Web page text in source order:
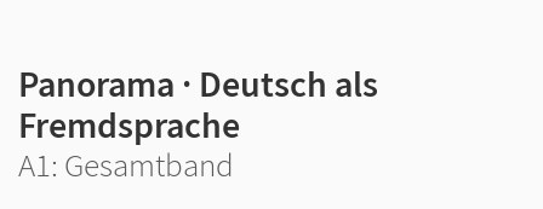
Panorama · Deutsch als
Fremdsprache
A1: Gesamtband